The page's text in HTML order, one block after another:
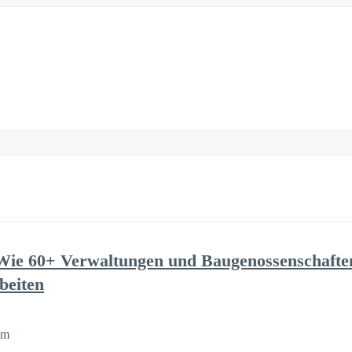
60+ Verwaltungen und